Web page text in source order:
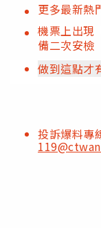
更多最新熱
機票上出現
備二次安檢
做到這點才
投訴爆料專